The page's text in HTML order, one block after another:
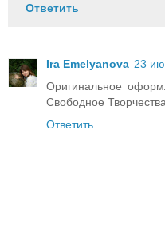
Ответить
Ira Emelyanova 23
Оригинальное
Свободное
Ответить